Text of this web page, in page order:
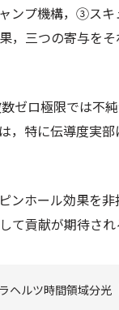
プ機構，③スキ
，三つの寄与を
ゼロ極限では不
，特に伝導度実
ホール効果を非
貢献が期待され
ヘルツ時間領域分光